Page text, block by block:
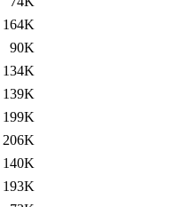
164K
90K
134K
139K
199K
206K
140K
193K